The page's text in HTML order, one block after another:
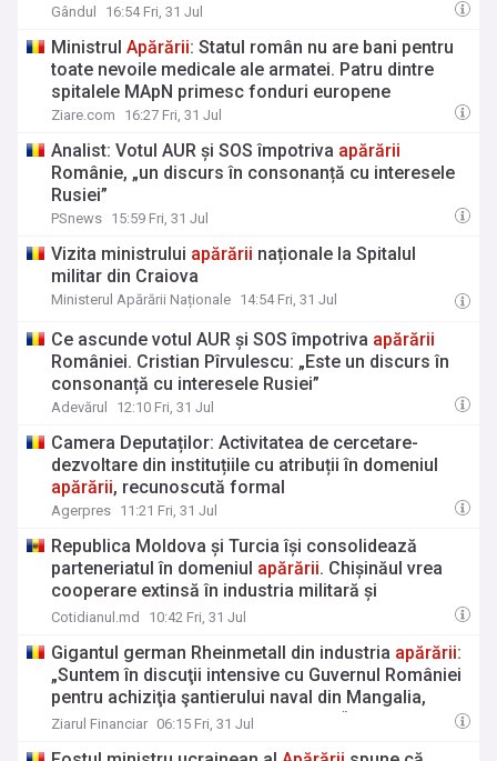
Gândul 16:54 Fri, 31 Jul
MinistrulApărării: Statul român nu are bani pentru
toate nevoile medicale ale armatei. Patru dintre
spitalele MApN primesc fonduri europene
Ziare.com 16:27 Fri, 31 Jul
Analist: Votul AUR și SOS împotriva apărării
Românie, „un discurs în consonanță cu interesele
Rusiei”
PSnews 15:59 Fri, 31 Jul
Vizita ministrului apărării naționale la Spitalul
militar din Craiova
Ministerul Apărării Naționale 14:54 Fri, 31 Jul
Ce ascunde votul AUR și SOS împotriva apărării
României. Cristian Pîrvulescu: „Este un discurs în
consonanță cu interesele Rusiei”
Adevărul 12:10 Fri, 31 Jul
Camera Deputaților: Activitatea de cercetare-
dezvoltare din instituțiile cu atribuții în domeniul
apărării, recunoscută formal
Agerpres 11:21 Fri, 31 Jul
Republica Moldova și Turcia își consolidează
parteneriatul în domeniul apărării. Chișinăul vrea
cooperare extinsă în industria militară și
tehnologiile de securitate
Cotidianul.md 10:42 Fri, 31 Jul
Gigantul german Rheinmetall din industria apărării:
„Suntem în discuţii intensive cu Guvernul României
pentru achiziţia şantierului naval din Mangalia,
împreună cu partenerul nostru MSC“. Până acum,
Ziarul Financiar 06:15 Fri, 31 Jul